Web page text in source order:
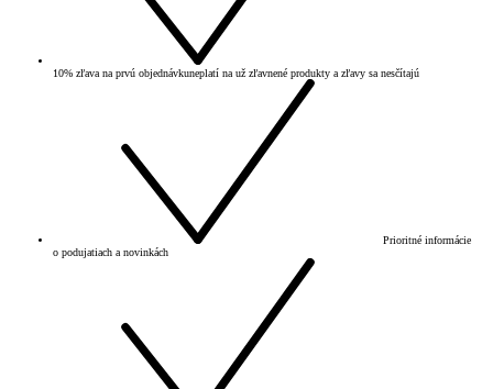
10% zľava na prvú objednávkuneplatí na už zľavnené produkty a zľavy sa nesčítajú
Prioritné informácie
o podujatiach a novinkách